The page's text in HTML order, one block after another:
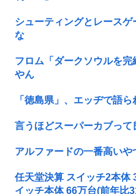
シューティングとレース
な
フロム「ダークソウルを
やん
「徳島県」、エッヂで語ら
言うほどスーパーカブって
アルファードの一番高い
任天堂決算 スイッチ2本体
イッチ本体 66万台(前年比